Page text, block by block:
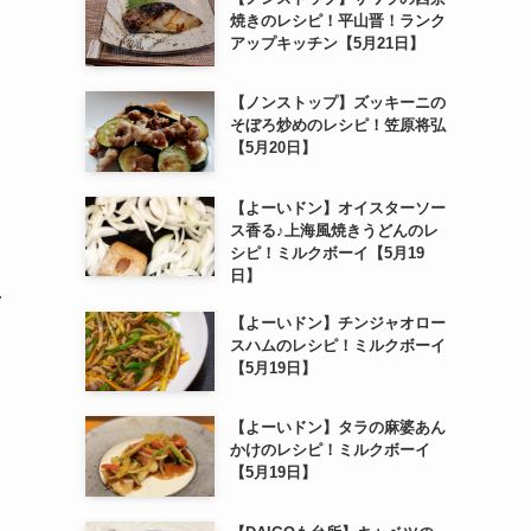
焼きのレシピ！平山晋！ランク
アップキッチン【5月21日】
【ノンストップ】ズッキーニの
そぼろ炒めのレシピ！笠原将弘
【5月20日】
【よーいドン】オイスターソー
ス香る♪上海風焼きうどんのレ
シピ！ミルクボーイ【5月19
日】
【よーいドン】チンジャオロー
スハムのレシピ！ミルクボーイ
【5月19日】
【よーいドン】タラの麻婆あん
かけのレシピ！ミルクボーイ
【5月19日】